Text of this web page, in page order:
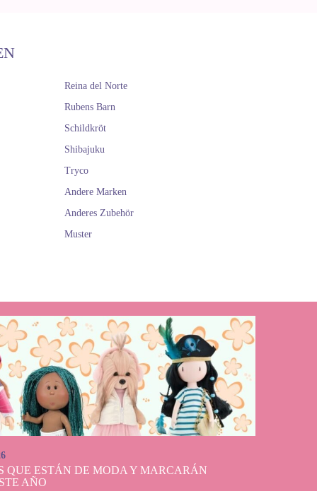
Reina del Norte
Rubens Barn
Schildkröt
Shibajuku
Tryco
Andere Marken
Anderes Zubehör
Muster
QUE ESTÁN DE MODA Y MARCARÁN
AÑO